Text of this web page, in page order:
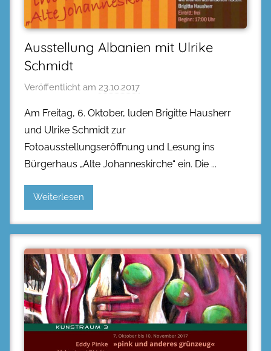
Ausstellung Albanien mit Ulrike
Schmidt
Veröffentlicht am 23.10.2017
Am Freitag, 6. Oktober, luden Brigitte Hausherr
und Ulrike Schmidt zur
Fotoausstellungseröffnung und Lesung ins
Bürgerhaus „Alte Johanneskirche“ ein. Die
Weiterlesen